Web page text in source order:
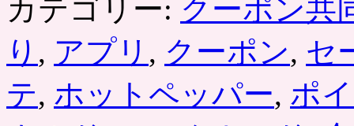
カテゴリー: クーポン共
り , アプリ , クーポン, セ
テ, ホットペッパー, ポ